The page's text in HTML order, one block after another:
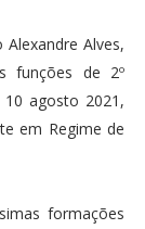
Alves,
funções de 2º
agosto 2021,
em Regime de
formações